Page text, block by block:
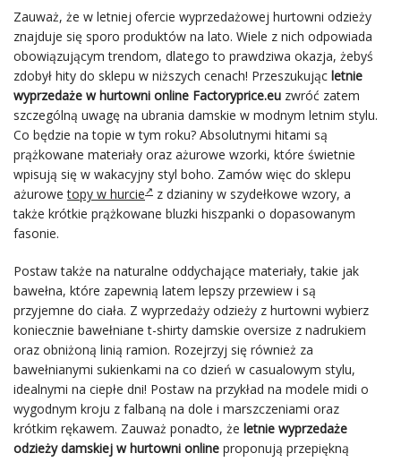
Zauważ, że w letniej ofercie wyprzedażowej hurtowni odzieży
znajduje się sporo produktów na lato. Wiele z nich odpowiada
obowiązującym trendom, dlatego to prawdziwa okazja, żebyś
zdobył hity do sklepu w niższych cenach! Przeszukując letnie
wyprzedaże w hurtowni online Factoryprice.eu zwróć zatem
szczególną uwagę na ubrania damskie w modnym letnim stylu.
Co będzie na topie w tym roku? Absolutnymi hitami są
prążkowane materiały oraz ażurowe wzorki, które świetnie
wpisują się w wakacyjny styl boho. Zamów więc do sklepu
ażurowetopy w hurcie
z dzianiny w szydełkowe wzory, a
także krótkie prążkowane bluzki hiszpanki o dopasowanym
fasonie.
Postaw także na naturalne oddychające materiały, takie jak
bawełna, które zapewnią latem lepszy przewiew i są
przyjemne do ciała. Z wyprzedaży odzieży z hurtowni wybierz
koniecznie bawełniane t-shirty damskie oversize z nadrukiem
oraz obniżoną linią ramion. Rozejrzyj się również za
bawełnianymi sukienkami na co dzień w casualowym stylu,
idealnymi na ciepłe dni! Postaw na przykład na modele midi o
wygodnym kroju z falbaną na dole i marszczeniami oraz
krótkim rękawem. Zauważ ponadto, że letnie wyprzedaże
odzieży damskiej w hurtowni online proponują przepiękną